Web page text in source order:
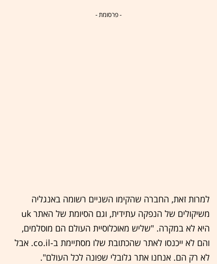
- פרסומת -
למרות זאת, החברה שהקימו השניים רשומה באנגליה
משיקולים של הנפקה עתידית, וגם הסיומת של האתר uk
היא לא במקרה. "שליש מאוכלוסיית העולם הם מוסלמים,
והם לא ייכנסו לאתר שהכתובת שלו מסתיימת ב-co.il. אבל
לא רק הם. אנחנו אתר גלובלי שפונה לכל העולם".